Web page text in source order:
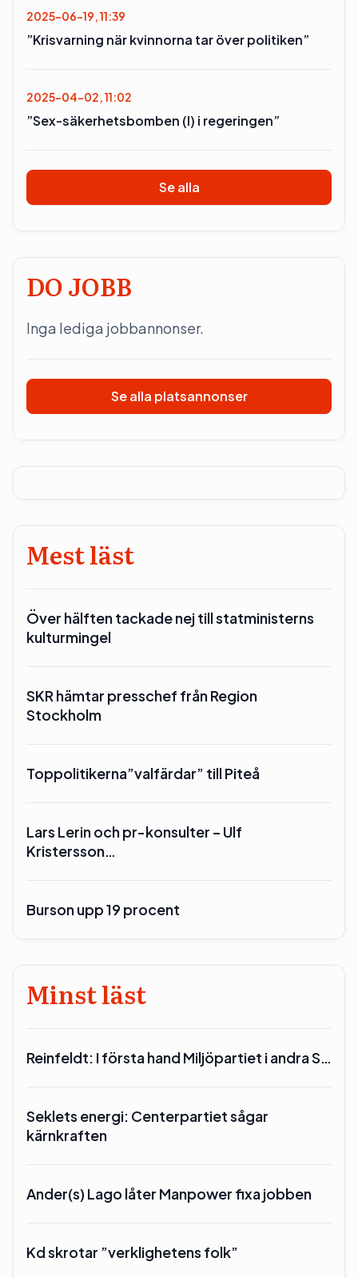
2025-06-19, 11:39
”Krisvarning när kvinnorna tar över politiken”
2025-04-02, 11:02
”Sex-säkerhetsbomben (l) i regeringen”
Se alla
DO JOBB
Inga lediga jobbannonser.
Se alla platsannonser
Mest läst
Över hälften tackade nej till statministerns
kulturmingel
SKR hämtar presschef från Region
Stockholm
Toppolitikerna”valfärdar” till Piteå
Lars Lerin och pr-konsulter – Ulf
Kristersson…
Burson upp 19 procent
Minst läst
Reinfeldt: I första hand Miljöpartiet i andra S…
Seklets energi: Centerpartiet sågar
kärnkraften
Ander(s) Lago låter Manpower fixa jobben
Kd skrotar ”verklighetens folk”